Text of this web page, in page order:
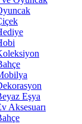
Eşya
Aksesuarı